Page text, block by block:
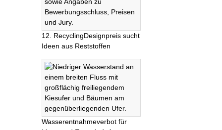
12. RecyclingDesignpreis sucht
Ideen aus Reststoffen
Wasserentnahmeverbot für